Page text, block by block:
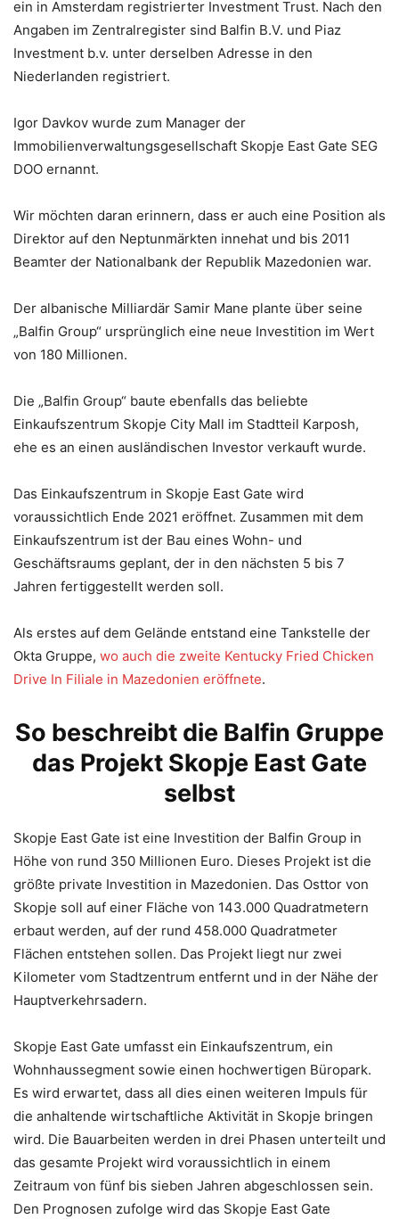
ein in Amsterdam registrierter Investment Trust. Nach den
Angaben im Zentralregister sind Balfin B.V. und Piaz
Investment b.v. unter derselben Adresse in den
Niederlanden registriert.
Igor Davkov wurde zum Manager der
Immobilienverwaltungsgesellschaft Skopje East Gate SEG
DOO ernannt.
Wir möchten daran erinnern, dass er auch eine Position als
Direktor auf den Neptunmärkten innehat und bis 2011
Beamter der Nationalbank der Republik Mazedonien war.
Der albanische Milliardär Samir Mane plante über seine
„Balfin Group“ ursprünglich eine neue Investition im Wert
von 180 Millionen.
Die „Balfin Group“ baute ebenfalls das beliebte
Einkaufszentrum Skopje City Mall im Stadtteil Karposh,
ehe es an einen ausländischen Investor verkauft wurde.
Das Einkaufszentrum in Skopje East Gate wird
voraussichtlich Ende 2021 eröffnet. Zusammen mit dem
Einkaufszentrum ist der Bau eines Wohn- und
Geschäftsraums geplant, der in den nächsten 5 bis 7
Jahren fertiggestellt werden soll.
Als erstes auf dem Gelände entstand eine Tankstelle der
Okta Gruppe, wo auch die zweite Kentucky Fried Chicken
Drive In Filiale in Mazedonien eröffnete.
So beschreibt die Balfin Gruppe
das Projekt Skopje East Gate
selbst
Skopje East Gate ist eine Investition der Balfin Group in
Höhe von rund 350 Millionen Euro. Dieses Projekt ist die
größte private Investition in Mazedonien. Das Osttor von
Skopje soll auf einer Fläche von 143.000 Quadratmetern
erbaut werden, auf der rund 458.000 Quadratmeter
Flächen entstehen sollen. Das Projekt liegt nur zwei
Kilometer vom Stadtzentrum entfernt und in der Nähe der
Hauptverkehrsadern.
Skopje East Gate umfasst ein Einkaufszentrum, ein
Wohnhaussegment sowie einen hochwertigen Büropark.
Es wird erwartet, dass all dies einen weiteren Impuls für
die anhaltende wirtschaftliche Aktivität in Skopje bringen
wird. Die Bauarbeiten werden in drei Phasen unterteilt und
das gesamte Projekt wird voraussichtlich in einem
Zeitraum von fünf bis sieben Jahren abgeschlossen sein.
Den Prognosen zufolge wird das Skopje East Gate